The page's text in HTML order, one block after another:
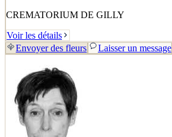
CREMATORIUM DE GILLY
Voir les détails
Envoyer des fleurs
Laisser un message